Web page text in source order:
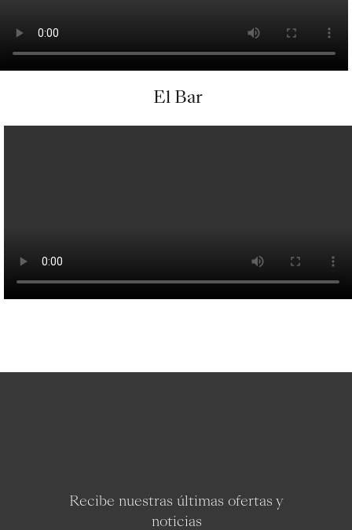
El Bar
Recibe nuestras últimas ofertas y
noticias